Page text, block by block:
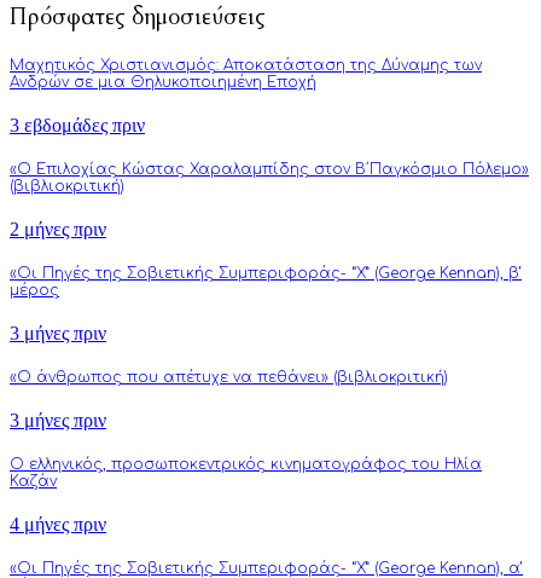
Πρόσφατες δημοσιεύσεις
Μαχητικός Χριστιανισμός: Αποκατάσταση της Δύναμης των
Ανδρών σε μια Θηλυκοποιημένη Εποχή
3 εβδομάδες πριν
«Ο Επιλοχίας Κώστας Χαραλαμπίδης στον Β΄Παγκόσμιο Πόλεμο»
(βιβλιοκριτική)
2 μήνες πριν
«Οι Πηγές της Σοβιετικής Συμπεριφοράς- “Χ” (George Kennan), β’
μέρος
3 μήνες πριν
«Ο άνθρωπος που απέτυχε να πεθάνει» (βιβλιοκριτική)
3 μήνες πριν
Ο ελληνικός, προσωποκεντρικός κινηματογράφος του Ηλία
Καζάν
4 μήνες πριν
«Οι Πηγές της Σοβιετικής Συμπεριφοράς- “Χ” (George Kennan), α’